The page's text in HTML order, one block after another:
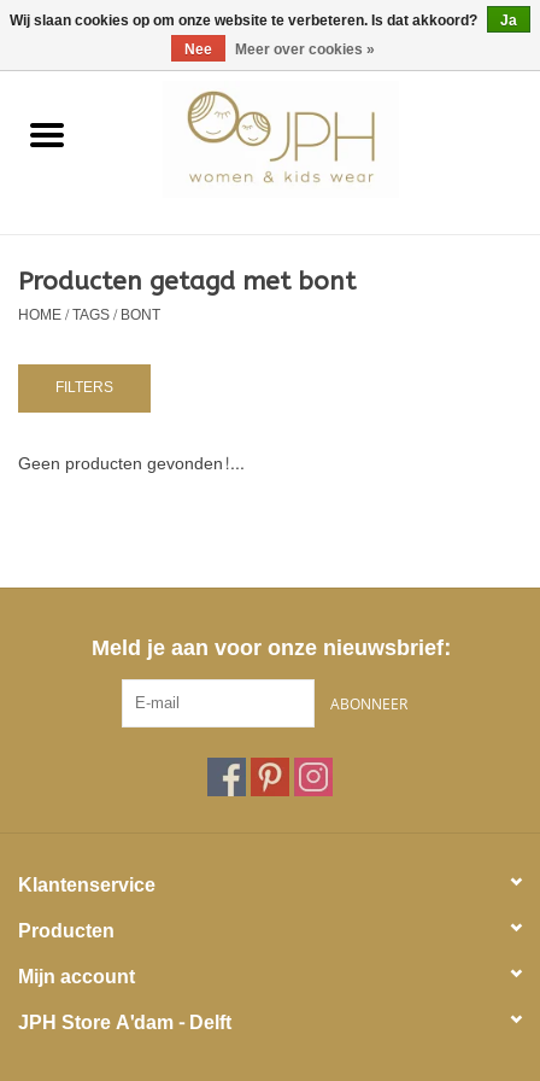
EUR/GBP/USD 0 Artikelen - €0,00
Home
Kids
NURSERY / TABLEWARE
Producten getagd met bont
HOME/TAGS/BONT
FILTERS
Geen producten gevonden!...
Meld je aan voor onze nieuwsbrief:
ABONNEER
Klantenservice
Producten
Mijn account
JPH Store A'dam - Delft
Wij slaan cookies op om onze website te verbeteren. Is dat akkoord?
Ja
Nee
Meer over cookies »